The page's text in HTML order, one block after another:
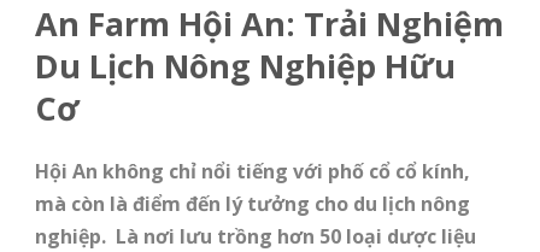
An Farm Hội An: Trải Nghiệm
Du Lịch Nông Nghiệp Hữu
Cơ
Hội An không chỉ nổi tiếng với phố cổ cổ kính,
mà còn là điểm đến lý tưởng cho du lịch nông
nghiệp. Là nơi lưu trồng hơn 50 loại dược liệu